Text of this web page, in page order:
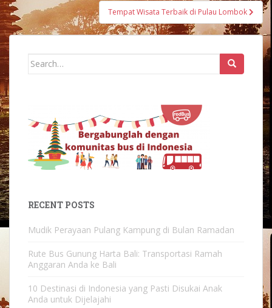
Tempat Wisata Terbaik di Pulau Lombok
Search
RECENT POSTS
Mudik Perayaan Pulang Kampung di Bulan Ramadan
Rute Bus Gunung Harta Bali: Transportasi Ramah
Anggaran Anda ke Bali
10 Destinasi di Indonesia yang Pasti Disukai Anak
Anda untuk Dijelajahi